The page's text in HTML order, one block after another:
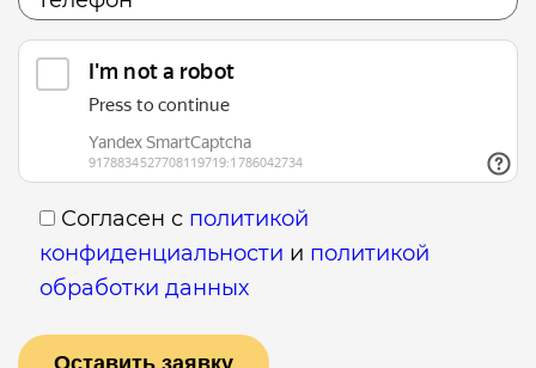
Согласен с политикой
конфиденциальности и политикой
обработки данных